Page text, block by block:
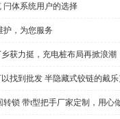
闩体系统用户的选择
护，为您服务
获力挺，充电桩布局再掀浪潮
找到批发 半隐藏式铰链的戴
转锁 带t型把手厂家定制，用心